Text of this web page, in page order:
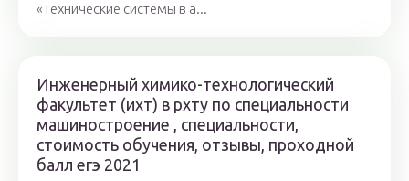
«Технические системы в а...
Инженерный химико-технологический
факультет (ихт) в рхту по специальности
машиностроение , специальности,
стоимость обучения, отзывы, проходной
балл егэ 2021